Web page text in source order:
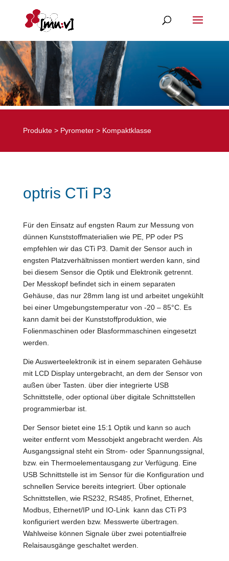
Produkte> Pyrometer> Kompaktklasse
optris CTi P3
Für den Einsatz auf engsten Raum zur Messung von
dünnen Kunststoffmaterialien wie PE, PP oder PS
empfehlen wir das CTi P3. Damit der Sensor auch in
engsten Platzverhältnissen montiert werden kann, sind
bei diesem Sensor die Optik und Elektronik getrennt.
Der Messkopf befindet sich in einem separaten
Gehäuse, das nur 28mm lang ist und arbeitet ungekühlt
bei einer Umgebungstemperatur von -20 – 85°C. Es
kann damit bei der Kunststoffproduktion, wie
Folienmaschinen oder Blasformmaschinen eingesetzt
werden.
Die Auswerteelektronik ist in einem separaten Gehäuse
mit LCD Display untergebracht, an dem der Sensor von
außen über Tasten. über dier integrierte USB
Schnittstelle, oder optional über digitale Schnittstellen
programmierbar ist.
Der Sensor bietet eine 15:1 Optik und kann so auch
weiter entfernt vom Messobjekt angebracht werden. Als
Ausgangssignal steht ein Strom- oder Spannungssignal,
bzw. ein Thermoelementausgang zur Verfügung. Eine
USB Schnittstelle ist im Sensor für die Konfiguration und
schnellen Service bereits integriert. Über optionale
Schnittstellen, wie RS232, RS485, Profinet, Ethernet,
Modbus, Ethernet/IP und IO-Link kann das CTi P3
konfiguriert werden bzw. Messwerte übertragen.
Wahlweise können Signale über zwei potentialfreie
Relaisausgänge geschaltet werden.